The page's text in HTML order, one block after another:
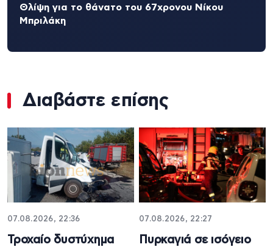
Θλίψη για το θάνατο του 67χρονου Νίκου
Μπριλάκη
Διαβάστε επίσης
07.08.2026, 22:36
Τροχαίο δυστύχημα
07.08.2026, 22:27
Πυρκαγιά σε ισόγειο